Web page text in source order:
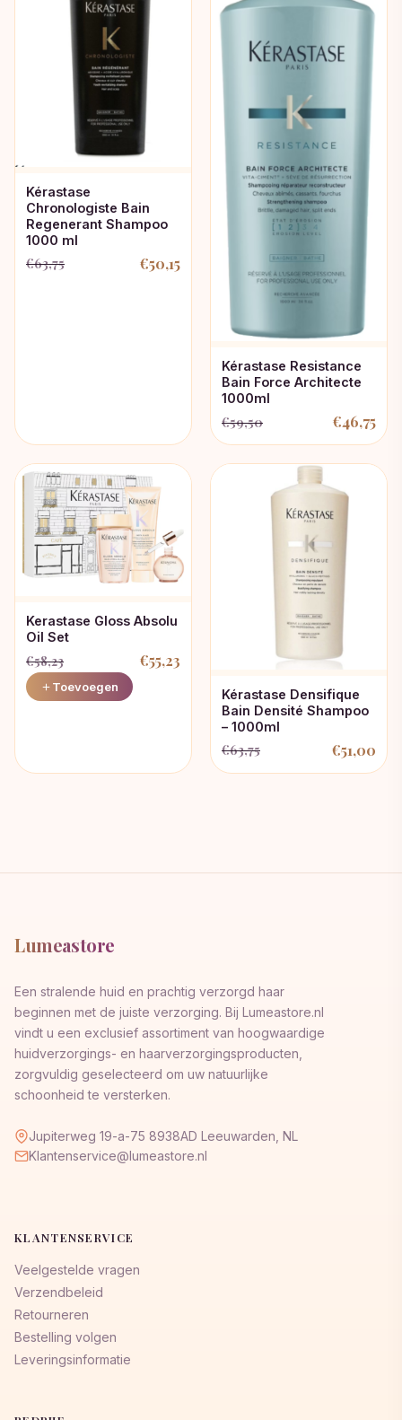
Kérastase
Chronologiste Bain
Regenerant Shampoo
1000 ml
€63,75
Oorspronkelijke
€50,15
Huidige
Kérastase Resistance
Bain Force Architecte
1000ml
€59,50
Oorspronkelijke
€59,50.
€46,75
Huidige
€46,75.
Kerastase Gloss Absolu
Oil Set
€58,23
Oorspronkelijke
prijs
€55,23
Huidige
prijs
Toevoegen
Kérastase Densifique
Bain Densité Shampoo
– 1000ml
€63,75
Oorspronkelijke
€51,00
Huidige
Lumeastore
Een stralende huid en prachtig verzorgd haar
beginnen met de juiste verzorging. Bij Lumeastore.nl
vindt u een exclusief assortiment van hoogwaardige
huidverzorgings- en haarverzorgingsproducten,
zorgvuldig geselecteerd om uw natuurlijke
schoonheid te versterken.
Jupiterweg 19-a-75 8938AD Leeuwarden, NL
Klantenservice@lumeastore.nl
KLANTENSERVICE
Veelgestelde vragen
Verzendbeleid
Retourneren
Bestelling volgen
Leveringsinformatie